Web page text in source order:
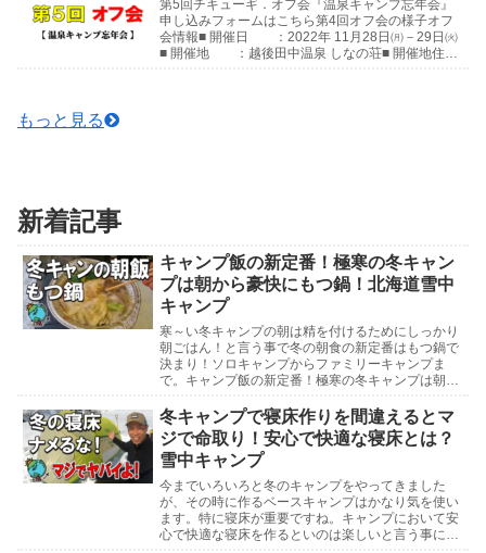
第5回チキューギ．オフ会『温泉キャンプ忘年会』
申し込みフォームはこちら第4回オフ会の様子オフ
会情報■ 開催日 ：2022年 11月28日㈪－29日㈫
■ 開催地 ：越後田中温泉 しなの荘■ 開催地住
もっと見る
新着記事
キャンプ飯の新定番！極寒の冬キャン
プは朝から豪快にもつ鍋！北海道雪中
キャンプ
寒～い冬キャンプの朝は精を付けるためにしっかり
朝ごはん！と言う事で冬の朝食の新定番はもつ鍋で
決まり！ソロキャンプからファミリーキャンプま
で。キャンプ飯の新定番！極寒の冬キャンプは朝か
ャンプ参考動...
冬キャンプで寝床作りを間違えるとマ
ジで命取り！安心で快適な寝床とは？
雪中キャンプ
今までいろいろと冬のキャンプをやってきました
が、その時に作るベースキャンプはかなり気を使い
ます。特に寝床が重要ですね。キャンプにおいて安
心で快適な寝床を作るといのは楽しいと言う事にも